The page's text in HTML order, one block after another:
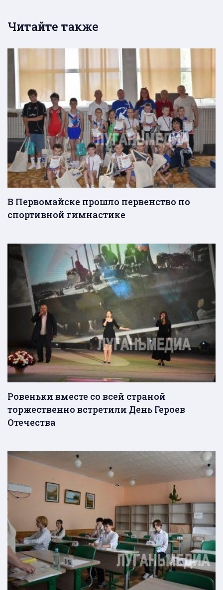
Читайте также
В Первомайске прошло первенство по
спортивной гимнастике
Ровеньки вместе со всей страной
торжественно встретили День Героев
Отечества